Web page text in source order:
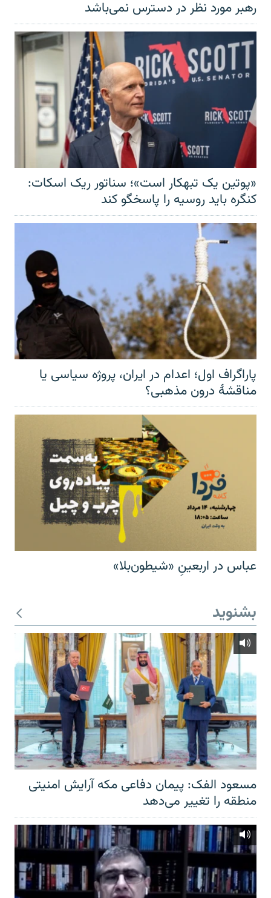
رهبر مورد نظر در دسترس نمی‌باشد
«پوتین یک تبهکار است»؛ سناتور ریک اسکات:
کنگره باید روسیه را پاسخگو کند
پاراگراف اول؛ اعدام در ایران، پروژه سیاسی یا
مناقشهٔ درون مذهبی؟
عباس در اربعینِ «شیطون‌بلا»
بشنوید
مسعود الفک: پیمان دفاعی مکه آرایش امنیتی
منطقه را تغییر می‌دهد